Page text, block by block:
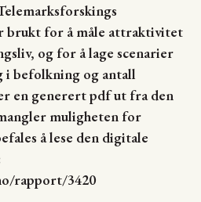
brukt for å måle attraktivitet
og for å lage scenarier
befolkning og antall
en generert pdf ut fra den
muligheten for
å lese den digitale
rapport/3420